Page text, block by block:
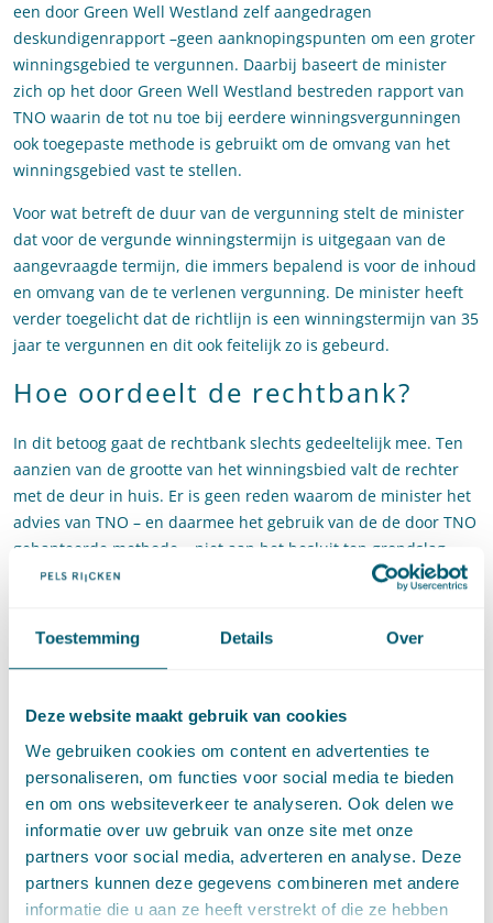
Toestemming Details Over
Deze website maakt gebruik van cookies
We gebruiken cookies om content en advertenties te
personaliseren, om functies voor social media te bieden
en om ons websiteverkeer te analyseren. Ook delen we
informatie over uw gebruik van onze site met onze
partners voor social media, adverteren en analyse. Deze
partners kunnen deze gegevens combineren met andere
informatie die u aan ze heeft verstrekt of die ze hebben
een door Green Well Westland zelf aangedragen
deskundigenrapport –geen aanknopingspunten om een groter
winningsgebied te vergunnen. Daarbij baseert de minister
zich op het door Green Well Westland bestreden rapport van
TNO waarin de tot nu toe bij eerdere winningsvergunningen
ook toegepaste methode is gebruikt om de omvang van het
winningsgebied vast te stellen.
Voor wat betreft de duur van de vergunning stelt de minister
dat voor de vergunde winningstermijn is uitgegaan van de
aangevraagde termijn, die immers bepalend is voor de inhoud
en omvang van de te verlenen vergunning. De minister heeft
verder toegelicht dat de richtlijn is een winningstermijn van 35
jaar te vergunnen en dit ook feitelijk zo is gebeurd.
Hoe oordeelt de rechtbank?
In dit betoog gaat de rechtbank slechts gedeeltelijk mee. Ten
aanzien van de grootte van het winningsbied valt de rechter
met de deur in huis. Er is geen reden waarom de minister het
advies van TNO – en daarmee het gebruik van de de door TNO
gehanteerde methode – niet aan het besluit ten grondslag
mocht leggen. Zo is het door Green Well Westland zelf
niet gebaseerd op eigen onderzoek of modellering en voorziet
het niet in een objectieve en toetsbare onderbouwing. De
aan te tonen dat deze methode in deze zaak niet geschikt is
Verder ziet de rechtbank ook geen aanleiding om aan te
nemen dat de wijze waarop het winningsgebied is begrensd
zal leiden tot een risico op interferentie. De minister heeft
immers op de zitting toegelicht dat het gebied verticaal is
begrensd om de mogelijkheid open te houden om voor
verschillende diepten een winningsvergunning te verlenen. De